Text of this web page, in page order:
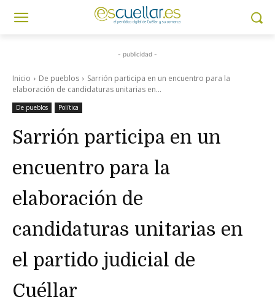
- publicidad -
Inicio De pueblos
Sarrión participa en un encuentro para la
elaboración de candidaturas unitarias en...
De pueblos Política
Sarrión participa en un
encuentro para la
elaboración de
candidaturas unitarias en
el partido judicial de
Cuéllar